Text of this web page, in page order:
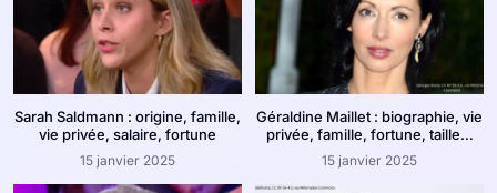
Sarah Saldmann : origine, famille,
vie privée, salaire, fortune
15 janvier 2025
Géraldine Maillet : biographie, vie
privée, famille, fortune, taille…
15 janvier 2025